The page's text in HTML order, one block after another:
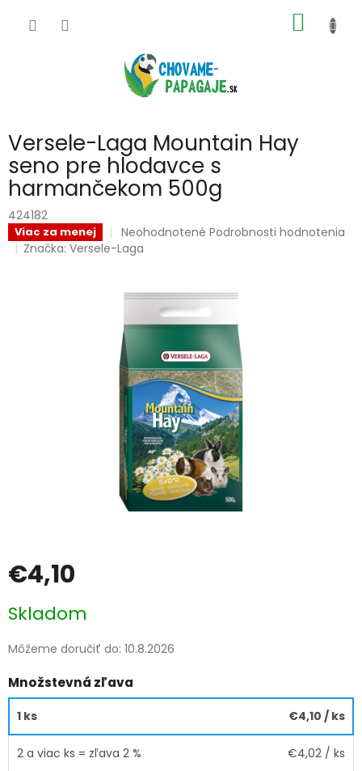
KOŠÍK
Versele-Laga Mountain Hay
seno pre hlodavce s
harmančekom 500g
424182
Viac za menej
Priemerné
hodnotenie
0,0
5
hviezdičiek.
Neohodnotené Podrobnosti hodnotenia
Značka:Versele-Laga
€4,10
cena:
Skladom
Môžeme doručiť do: 10.8.2026
Množstevná zľava
1 ks €4,10 / ks
2 a viac ks = zľava 2 % €4,02 / ks